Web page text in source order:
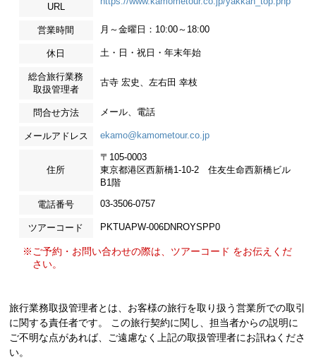
URL
営業時間 月～金曜日：10:00～18:00
休日 土・日・祝日・年末年始
総合旅行業務
取扱管理者
古寺 宏史、左右田 幸枝
問合せ方法 メール、電話
メールアドレス ekamo@kamometour.co.jp
住所
〒105-0003
東京都港区西新橋1-10-2 住友生命西新橋ビル
B1階
電話番号 03-3506-0757
ツアーコード PKTUAPW-006DNROYSPP0
※ご予約・お問い合わせの際は、ツアーコード をお伝えくだ
さい。
旅行業務取扱管理者とは、お客様の旅行を取り扱う営業所での取引
に関する責任者です。 この旅行契約に関し、担当者からの説明に
ご不明な点があれば、ご遠慮なく上記の取扱管理者にお訊ねくださ
い。